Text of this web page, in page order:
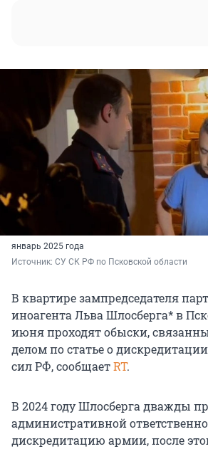
январь 2025 года
Источник: СУ СК РФ по Псковской области
В квартире зампредседателя
иноагента Льва Шлосберга* в
июня проходят обыски,
делом по статье о
сил РФ, сообщаетRT.
В 2024 году Шлосберга дважды
административной
дискредитацию армии, после